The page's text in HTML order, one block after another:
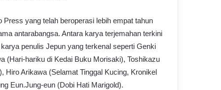
yang telah beroperasi lebih empat tahun
antarabangsa. Antara karya terjemahan terkini
penulis Jepun yang terkenal seperti Genki
(Hari-hariku di Kedai Buku Morisaki), Toshikazu
Hiro Arikawa (Selamat Tinggal Kucing, Kronikel
Eun.Jung-eun (Dobi Hati Marigold).